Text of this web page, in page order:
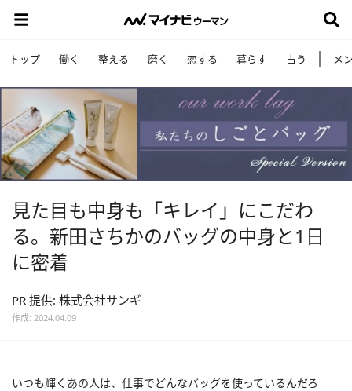
トップ 働く 整える 磨く 恋する 暮らす 占う メ
見た目も中身も「キレイ」にこだわ
る。新田さちかのバッグの中身と1日
に密着
PR 提供: 株式会社サンギ
作成: 2024.04.09
いつも輝くあの人は、仕事でどんなバッグを使っているんだろ